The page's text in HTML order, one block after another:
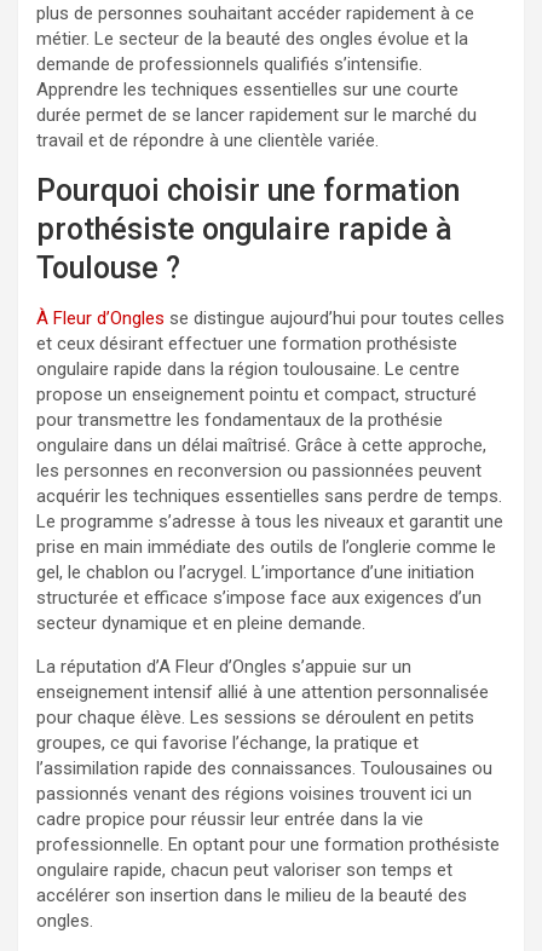
plus de personnes souhaitant accéder rapidement à ce
métier. Le secteur de la beauté des ongles évolue et la
demande de professionnels qualifiés s’intensifie.
Apprendre les techniques essentielles sur une courte
durée permet de se lancer rapidement sur le marché du
travail et de répondre à une clientèle variée.
Pourquoi choisir une formation
prothésiste ongulaire rapide à
Toulouse ?
À Fleur d’Ongles se distingue aujourd’hui pour toutes celles
et ceux désirant effectuer une formation prothésiste
ongulaire rapide dans la région toulousaine. Le centre
propose un enseignement pointu et compact, structuré
pour transmettre les fondamentaux de la prothésie
ongulaire dans un délai maîtrisé. Grâce à cette approche,
les personnes en reconversion ou passionnées peuvent
acquérir les techniques essentielles sans perdre de temps.
Le programme s’adresse à tous les niveaux et garantit une
prise en main immédiate des outils de l’onglerie comme le
gel, le chablon ou l’acrygel. L’importance d’une initiation
structurée et efficace s’impose face aux exigences d’un
secteur dynamique et en pleine demande.
La réputation d’A Fleur d’Ongles s’appuie sur un
enseignement intensif allié à une attention personnalisée
pour chaque élève. Les sessions se déroulent en petits
groupes, ce qui favorise l’échange, la pratique et
l’assimilation rapide des connaissances. Toulousaines ou
passionnés venant des régions voisines trouvent ici un
cadre propice pour réussir leur entrée dans la vie
professionnelle. En optant pour une formation prothésiste
ongulaire rapide, chacun peut valoriser son temps et
accélérer son insertion dans le milieu de la beauté des
ongles.